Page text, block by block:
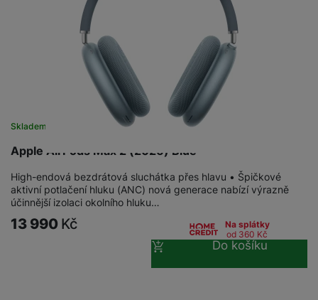
Apple AirPods Max 2 (2026) Blue
Skladem
High-endová bezdrátová sluchátka přes hlavu • Špičkové
aktivní potlačení hluku (ANC) nová generace nabízí výrazně
účinnější izolaci okolního hluku…
13 990 Kč
Na splátky
od 360 Kč
Do košíku